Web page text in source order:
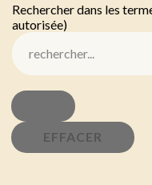
Rechercher dans les
autorisée)